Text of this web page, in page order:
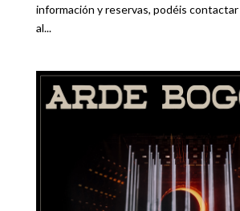
información y reservas, podéis
al...